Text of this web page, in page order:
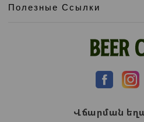
Полезные Ссылки
Վճարման